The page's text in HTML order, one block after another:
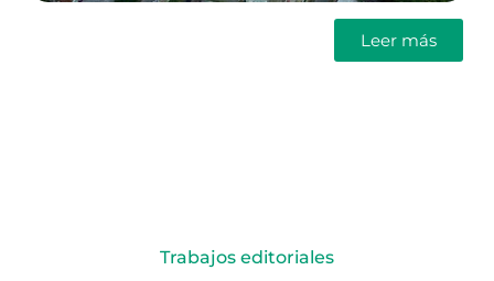
Leer más
Trabajos editoriales